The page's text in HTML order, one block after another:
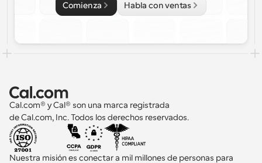
Comienza Habla con ventas
Cal.com® y Cal® son una marca registrada
de Cal.com, Inc. Todos los derechos reservados.
Nuestra misión es conectar a mil millones de personas para